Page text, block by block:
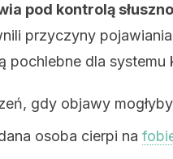
pod kontrolą
przyczyny
pochlebne dla systemu
gdy objawy mogłyby
osoba cierpi na